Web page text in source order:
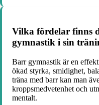
Vilka fördelar finns
gymnastik i sin
Barr gymnastik är en
ökad styrka, smidighet,
träna med barr kan man
kroppsmedvetenhet och
mentalt.